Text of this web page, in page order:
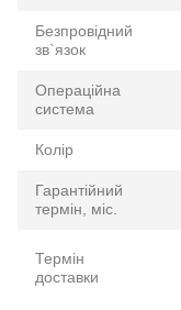
Безпровідний
зв`язок
Операційна
система
Колір
Гарантійний
термін, міс.
Термін
доставки